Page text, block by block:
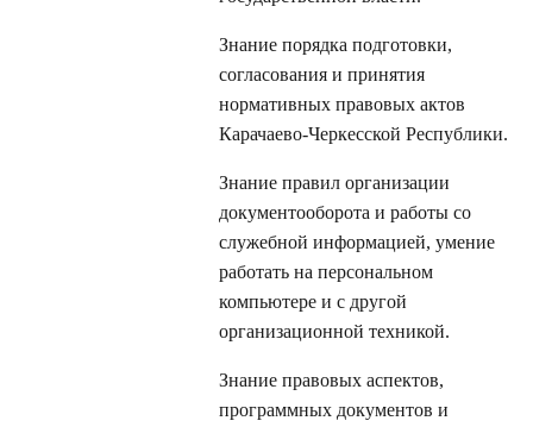
Знание порядка подготовки,
согласования и принятия
нормативных правовых актов
Карачаево-Черкесской Республики.
Знание правил организации
документооборота и работы со
служебной информацией, умение
работать на персональном
компьютере и с другой
организационной техникой.
Знание правовых аспектов,
программных документов и